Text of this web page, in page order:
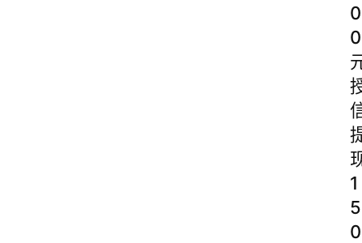
0
0
1
5
0